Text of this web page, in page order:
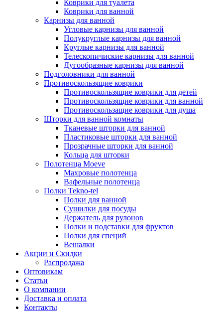
Коврики для туалета
Коврики для ванной
Карнизы для ванной
Угловые карнизы для ванной
Полукруглые карнизы для ванной
Круглые карнизы для ванной
Телескопичиские карнизы для ванной
Дугообразные карнизы для ванной
Подголовники для ванной
Противоскользящие коврики
Противоскользящие коврики для детей
Противоскользящие коврики для ванной
Противоскользащие коврики для душа
Шторки для ванной комнаты
Тканевые шторки для ванной
Пластиковые шторки для ванной
Прозрачные шторки для ванной
Кольца для шторки
Полотенца Moeve
Махровые полотенца
Вафельные полотенца
Полки Tekno-tel
Полки для ванной
Сушилки для посуды
Держатель для рулонов
Полки и подставки для фруктов
Полки для специй
Вешалки
Акции и Скидки
Распродажа
Оптовикам
Статьи
О компании
Доставка и оплата
Контакты